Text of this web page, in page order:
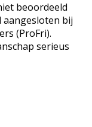
beoordeeld
aangesloten bij
(ProFri).
serieus